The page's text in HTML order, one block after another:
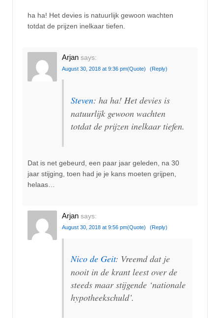
ha ha! Het devies is natuurlijk gewoon wachten
totdat de prijzen inelkaar tiefen.
Arjan says:
August 30, 2018 at 9:36 pm(Quote) (Reply)
Steven: ha ha! Het devies is
natuurlijk gewoon wachten
totdat de prijzen inelkaar tiefen.
Dat is net gebeurd, een paar jaar geleden, na 30
jaar stijging, toen had je je kans moeten grijpen,
helaas…
Arjan says:
August 30, 2018 at 9:56 pm(Quote) (Reply)
Nico de Geit: Vreemd dat je
nooit in de krant leest over de
steeds maar stijgende ‘nationale
hypotheekschuld’.